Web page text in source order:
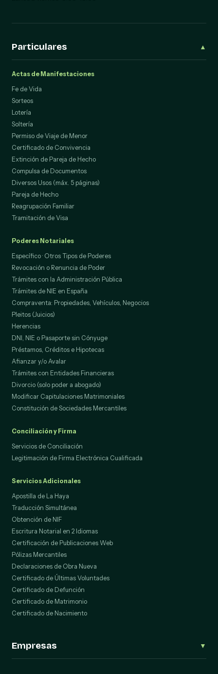
Particulares ▲
Actas de Manifestaciones
Fe de Vida
Sorteos
Lotería
Soltería
Permiso de Viaje de Menor
Certificado de Convivencia
Extinción de Pareja de Hecho
Compulsa de Documentos
Diversos Usos (máx. 5 páginas)
Pareja de Hecho
Reagrupación Familiar
Tramitación de Visa
Poderes Notariales
Específico · Otros Tipos de Poderes
Revocación o Renuncia de Poder
Trámites con la Administración Pública
Trámites de NIE en España
Compraventa: Propiedades, Vehículos, Negocios
Pleitos (Juicios)
Herencias
DNI, NIE o Pasaporte sin Cónyuge
Préstamos, Créditos e Hipotecas
Afianzar y/o Avalar
Trámites con Entidades Financieras
Divorcio (solo poder a abogado)
Modificar Capitulaciones Matrimoniales
Constitución de Sociedades Mercantiles
Conciliación y Firma
Servicios de Conciliación
Legitimación de Firma Electrónica Cualificada
Servicios Adicionales
Apostilla de La Haya
Traducción Simultánea
Obtención de NIF
Escritura Notarial en 2 Idiomas
Certificación de Publicaciones Web
Pólizas Mercantiles
Declaraciones de Obra Nueva
Certificado de Últimas Voluntades
Certificado de Defunción
Certificado de Matrimonio
Certificado de Nacimiento
Empresas ▼